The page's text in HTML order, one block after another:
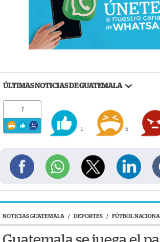
ÚLTIMAS NOTICIAS DE GUATEMALA
7
1 5
NOTICIAS GUATEMALA / DEPORTES / FÚTBOL